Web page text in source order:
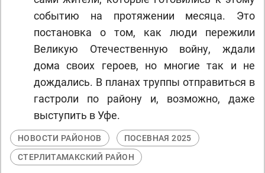
событию на протяжении месяца. Это
постановка о том, как люди пережили
Великую Отечественную войну, ждали
дома своих героев, но многие так и не
дождались. В планах труппы отправиться в
гастроли по району и, возможно, даже
выступить в Уфе.
НОВОСТИ РАЙОНОВ
ПОСЕВНАЯ 2025
СТЕРЛИТАМАКСКИЙ РАЙОН